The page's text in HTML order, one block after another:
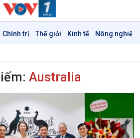
Chính trị Thế giới Kinh tế Nông nghiệp
Australia